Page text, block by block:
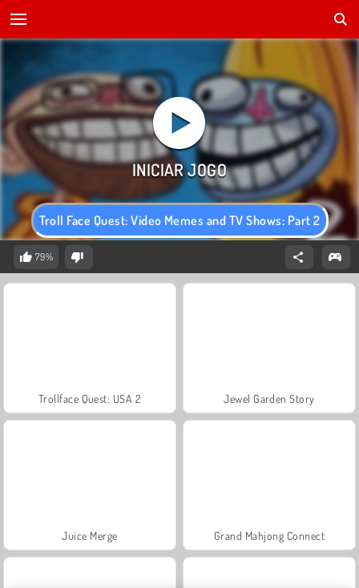
Troll Face Quest: Video Memes and TV Shows: Part 2
79%
Trollface Quest: USA 2 Jewel Garden Story
Juice Merge Grand Mahjong Connect